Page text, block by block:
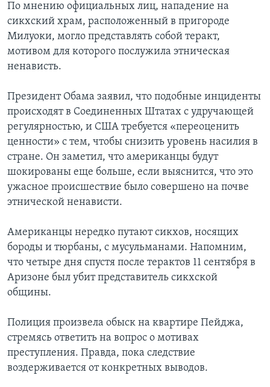
По мнению официальных лиц, нападение на
сикхский храм, расположенный в пригороде
Милуоки, могло представлять собой теракт,
мотивом для которого послужила этническая
ненависть.
Президент Обама заявил, что подобные инциденты
происходят в Соединенных Штатах с удручающей
регулярностью, и США требуется «переоценить
ценности» с тем, чтобы снизить уровень насилия в
стране. Он заметил, что американцы будут
шокированы еще больше, если выяснится, что это
ужасное происшествие было совершено на почве
этнической ненависти.
Американцы нередко путают сикхов, носящих
бороды и тюрбаны, с мусульманами. Напомним,
что четыре дня спустя после терактов 11 сентября в
Аризоне был убит представитель сикхской
общины.
Полиция произвела обыск на квартире Пейджа,
стремясь ответить на вопрос о мотивах
преступления. Правда, пока следствие
воздерживается от конкретных выводов.